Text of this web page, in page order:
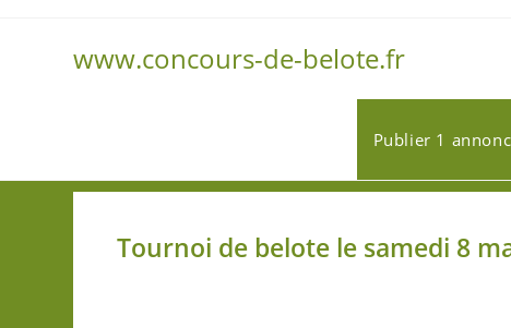
www.concours-de-belote.fr
Publier 1
Tournoi de belote le samedi 8